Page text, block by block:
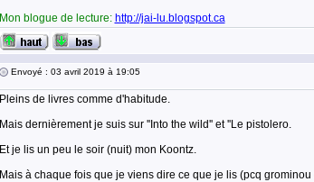
Mon blogue de lecture: http://jai-lu.blogspot.ca
Envoyé : 03 avril 2019 à 19:05
Pleins de livres comme d'habitude.
Mais dernièrement je suis sur ''Into the wild'' et ''Le pistolero.
Et je lis un peu le soir (nuit) mon Koontz.
Mais à chaque fois que je viens dire ce que je lis (pcq